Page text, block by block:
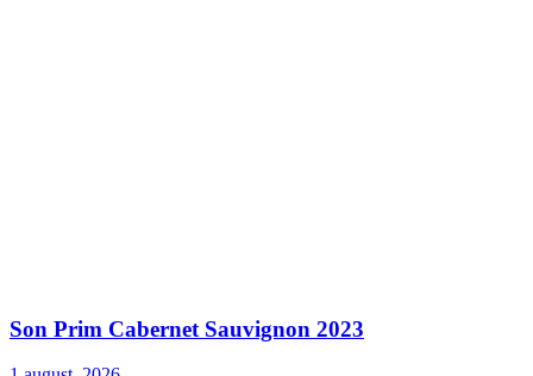
Son Prim Cabernet Sauvignon 2023